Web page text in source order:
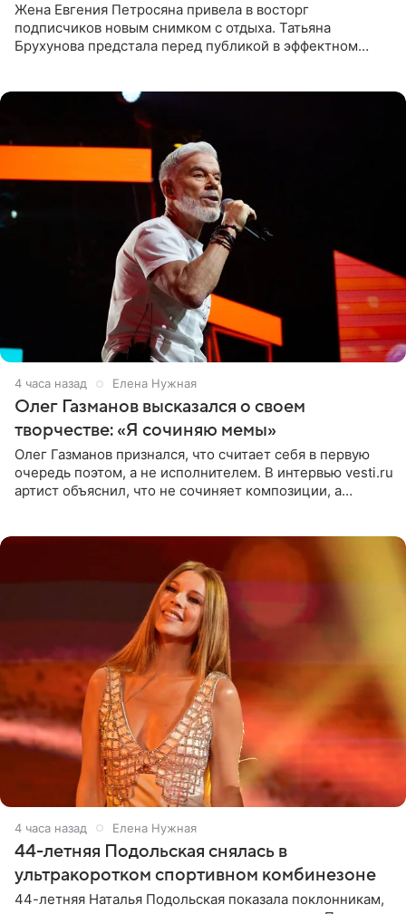
Жена Евгения Петросяна привела в восторг
подписчиков новым снимком с отдыха. Татьяна
Брухунова предстала перед публикой в эффектном
4 часа назад Елена Нужная
Олег Газманов высказался о своем
творчестве: «Я сочиняю мемы»
Олег Газманов признался, что считает себя в первую
очередь поэтом, а не исполнителем. В интервью vesti.ru
артист объяснил, что не сочиняет композиции, а
4 часа назад Елена Нужная
44-летняя Подольская снялась в
ультракоротком спортивном комбинезоне
44-летняя Наталья Подольская показала поклонникам,